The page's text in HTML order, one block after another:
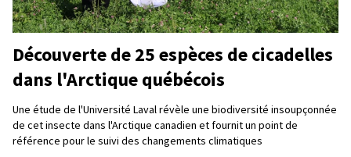
Découverte de 25 espèces de cicadelles
dans l'Arctique québécois
Une étude de l'Université Laval révèle une biodiversité insoupçonnée
de cet insecte dans l'Arctique canadien et fournit un point de
référence pour le suivi des changements climatiques